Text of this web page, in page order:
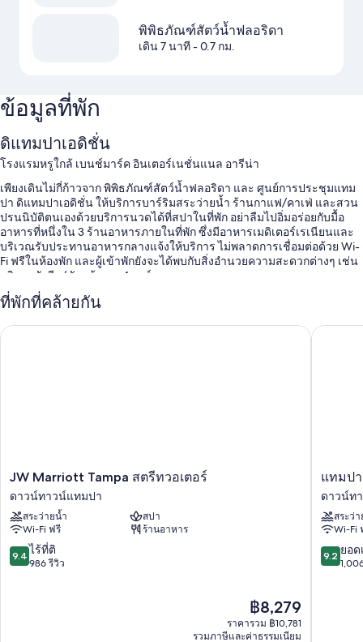
พิพิธภัณฑ์สัตว์น้ำฟลอริดา
เดิน 7 นาที- 0.7 กม.
ข้อมูลที่พัก
ดิแทมปาเอดิชั่น
โรงแรมหรูใกล้ เบนช์มาร์ค อินเตอร์เนชั่นแนล อารีน่า
เพียงเดินไม่กี่ก้าวจาก พิพิธภัณฑ์สัตว์น้ำฟลอริดา และ ศูนย์การประชุมแทม
ปา ดิแทมปาเอดิชั่น ให้บริการบาร์ริมสระว่ายน้ำ ร้านกาแฟ/คาเฟ่ และสวน
ปรนนิบัติตนเองด้วยบริการนวดได้ที่สปาในที่พัก อย่าลืมไปอิ่มอร่อยกับมื้อ
อาหารที่หนึ่งใน 3 ร้านอาหารภายในที่พัก ซึ่งมีอาหารเมดิเตอร์เรเนียนและ
บริเวณรับประทานอาหารกลางแจ้งให้บริการ ไม่พลาดการเชื่อมต่อด้วย Wi-
Fi ฟรีในห้องพัก และผู้เข้าพักยังจะได้พบกับสิ่งอำนวยความสะดวกต่างๆ เช่น
บริการซักรีด/ซักแห้งและ4 บาร์
คุณจะพบกับสิทธิประโยชน์ต่างๆ เช่น
สระว่ายน้ำกลางแจ้งพร้อมด้วยคาบาน่า, เก้าอี้อาบแดด และร่มริมสระ
สิ่งอำนวยความสะดวกในห้องพัก
ห้องพักทั้งหมด 172 ห้องเป็นห้องที่ตกแต่งพิเศษโดยเฉพาะ ซึ่งมีสิ่งอำนวย
ความสะดวกที่สะดวกสบาย เช่น เครื่องนอนระดับพรีเมียม และพื้นที่ทำงาน
แบบใช้แล็ปท็อป รวมถึงสิ่งที่น่าประทับใจอย่าง เครื่องปรับอากาศ และ
สิ่งอำนวยความสะดวกเพิ่มเติมภายในห้องพักได้แก่
เรนชาวเวอร์, ของใช้ในห้องน้ำระดับพรีเมียม และอ่างอาบน้ำหรือฝักบัว
ที่พักที่คล้ายกัน
JW
Marriott
Tampa
สตรี
ท
วอ
เตอร์
JW Marriott Tampa สตรีทวอเตอร์
ดาวน์ทาวน์แทมปา
สระว่ายน้ำ
สปา
Wi-Fi ฟรี
ร้านอาหาร
9.4
จาก
9.4 ไร้ที่ติ
986 รีวิว
ราคา
ปัจจุบัน
คือ
฿8,279
ราคารวม ฿10,781
รวมภาษีและค่าธรรมเนียม
JW Marriott Tampa สตรีทวอเตอร์
แทม
แมริ
ออท
วอ
เท
อร์
แทมป
ดาวน์ท
สระว่
Wi-Fi
9.2
จาก
9.2 ยอด
แทมปา